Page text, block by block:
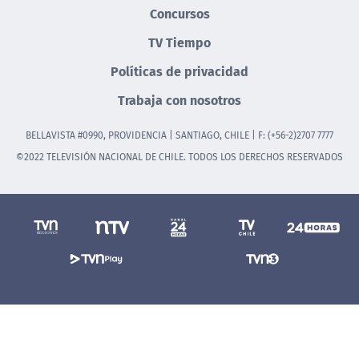
Concursos
TV Tiempo
Políticas de privacidad
Trabaja con nosotros
BELLAVISTA #0990, PROVIDENCIA | SANTIAGO, CHILE | F: (+56-2)2707 7777
©2022 TELEVISIÓN NACIONAL DE CHILE. TODOS LOS DERECHOS RESERVADOS